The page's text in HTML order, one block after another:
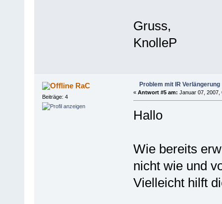
Gruss,
KnolleP
RaC
Beiträge: 4
Problem mit IR Verlängerung
« Antwort #5 am: Januar 07, 2007,
Hallo
Wie bereits
nicht wie und
Vielleicht hilft